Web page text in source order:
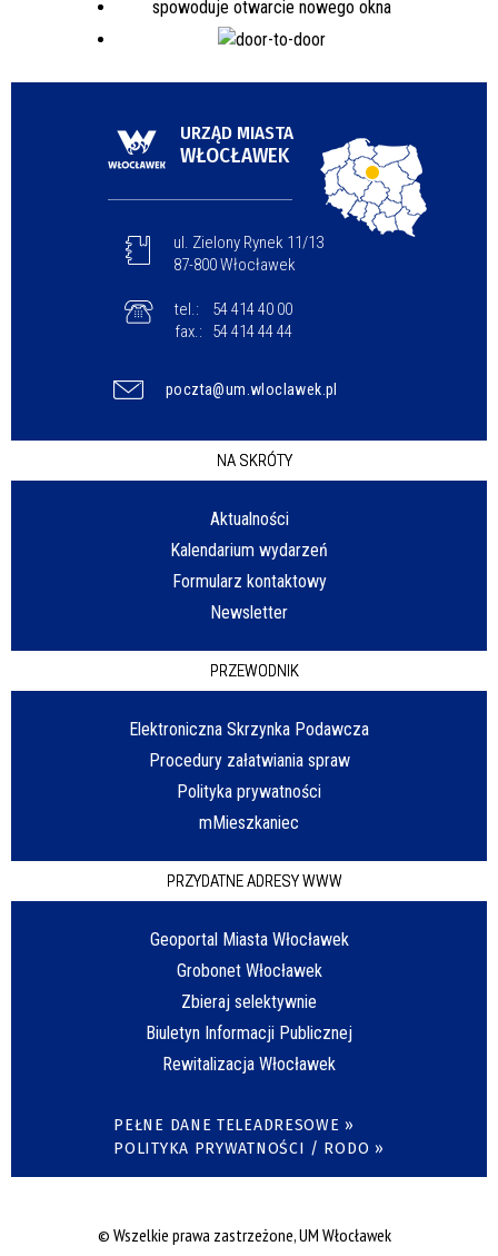
URZĄD MIASTA
WŁOCŁAWEK
ul. Zielony Rynek 11/13
87-800 Włocławek
tel.:
54 414 40 00
fax.:
54 414 44 44
poczta@um.wloclawek.pl
NA SKRÓTY
Aktualności
Kalendarium wydarzeń
Formularz kontaktowy
Newsletter
PRZEWODNIK
Elektroniczna Skrzynka Podawcza
Procedury załatwiania spraw
Polityka prywatności
mMieszkaniec
PRZYDATNE ADRESY WWW
Geoportal Miasta Włocławek
Grobonet Włocławek
Zbieraj selektywnie
Biuletyn Informacji Publicznej
Rewitalizacja Włocławek
PEŁNE DANE TELEADRESOWE »
POLITYKA PRYWATNOŚCI / RODO »
© Wszelkie prawa zastrzeżone, UM Włocławek